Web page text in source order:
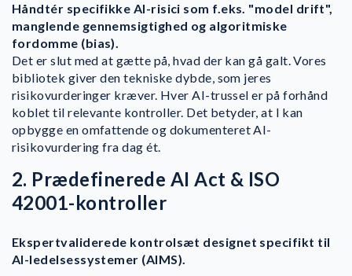
Håndtér specifikke AI-risici som f.eks. "model drift",
manglende gennemsigtighed og algoritmiske
fordomme (bias).
Det er slut med at gætte på, hvad der kan gå galt. Vores
bibliotek giver den tekniske dybde, som jeres
risikovurderinger kræver. Hver AI-trussel er på forhånd
koblet til relevante kontroller. Det betyder, at I kan
opbygge en omfattende og dokumenteret AI-
risikovurdering fra dag ét.
2. Prædefinerede AI Act & ISO
42001-kontroller
Ekspertvaliderede kontrolsæt designet specifikt til
AI-ledelsessystemer (AIMS).